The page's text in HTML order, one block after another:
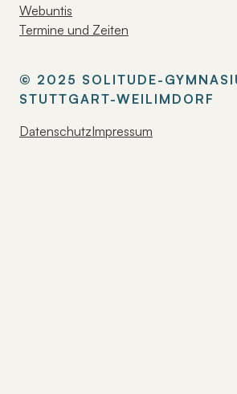
Webuntis
Termine und Zeiten
© 2025 SOLITUDE-
STUTTGART-WEILIMDORF
DatenschutzImpressum